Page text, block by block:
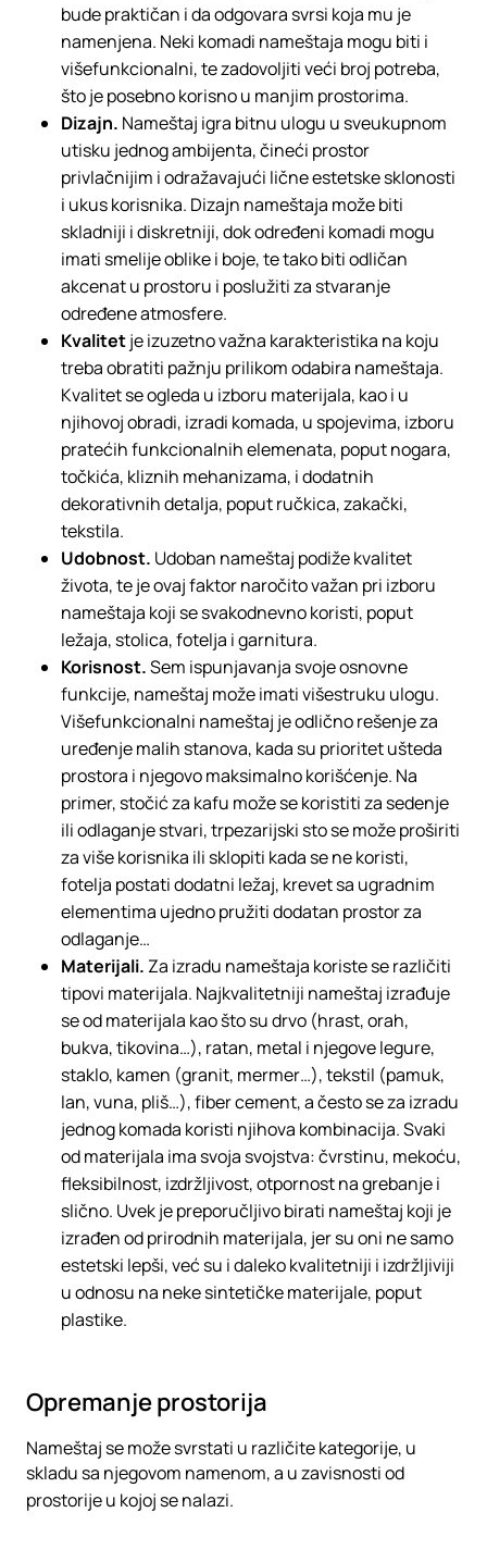
bude praktičan i da odgovara svrsi koja mu je
namenjena. Neki komadi nameštaja mogu biti i
višefunkcionalni, te zadovoljiti veći broj potreba,
što je posebno korisno u manjim prostorima.
Dizajn. Nameštaj igra bitnu ulogu u sveukupnom
utisku jednog ambijenta, čineći prostor
privlačnijim i odražavajući lične estetske sklonosti
i ukus korisnika. Dizajn nameštaja može biti
skladniji i diskretniji, dok određeni komadi mogu
imati smelije oblike i boje, te tako biti odličan
akcenat u prostoru i poslužiti za stvaranje
određene atmosfere.
Kvalitetje izuzetno važna karakteristika na koju
treba obratiti pažnju prilikom odabira nameštaja.
Kvalitet se ogleda u izboru materijala, kao i u
njihovoj obradi, izradi komada, u spojevima, izboru
pratećih funkcionalnih elemenata, poput nogara,
točkića, kliznih mehanizama, i dodatnih
dekorativnih detalja, poput ručkica, zakački,
tekstila.
Udobnost. Udoban nameštaj podiže kvalitet
života, te je ovaj faktor naročito važan pri izboru
nameštaja koji se svakodnevno koristi, poput
ležaja, stolica, fotelja i garnitura.
Korisnost.Sem ispunjavanja svoje osnovne
funkcije, nameštaj može imati višestruku ulogu.
Višefunkcionalni nameštaj je odlično rešenje za
uređenje malih stanova, kada su prioritet ušteda
prostora i njegovo maksimalno korišćenje. Na
primer, stočić za kafu može se koristiti za sedenje
ili odlaganje stvari, trpezarijski sto se može proširiti
za više korisnika ili sklopiti kada se ne koristi,
fotelja postati dodatni ležaj, krevet sa ugradnim
elementima ujedno pružiti dodatan prostor za
odlaganje…
Materijali. Za izradu nameštaja koriste se različiti
tipovi materijala. Najkvalitetniji nameštaj izrađuje
se od materijala kao što su drvo (hrast, orah,
bukva, tikovina…), ratan, metal i njegove legure,
staklo, kamen (granit, mermer…), tekstil (pamuk,
lan, vuna, pliš…), fiber cement, a često se za izradu
jednog komada koristi njihova kombinacija. Svaki
od materijala ima svoja svojstva: čvrstinu, mekoću,
fleksibilnost, izdržljivost, otpornost na grebanje i
slično. Uvek je preporučljivo birati nameštaj koji je
izrađen od prirodnih materijala, jer su oni ne samo
estetski lepši, već su i daleko kvalitetniji i izdržljiviji
u odnosu na neke sintetičke materijale, poput
plastike.
Opremanje prostorija
Nameštaj se može svrstati u različite kategorije, u
skladu sa njegovom namenom, a u zavisnosti od
prostorije u kojoj se nalazi.